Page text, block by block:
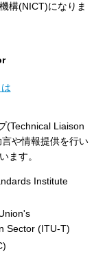
構(NICT)になりま
(Technical Liaison
や情報提供を行い
ます。
Institute
Sector (ITU-T)